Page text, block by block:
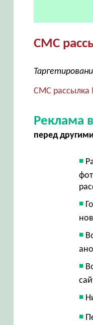
СМС
СМС рассылка
Реклама
перед